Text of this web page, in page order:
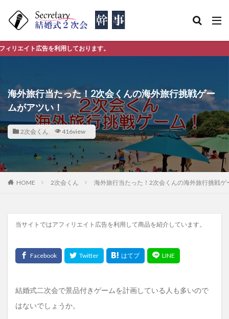
告を利用しております。
海外旅行当たった！2次会くんの海外旅行挑戦ゲー
ムがアツい！
2次会くん 416view
HOME 2次会くん 海外旅行当たった！2次会くんの海外旅行挑戦ゲ
当サイトではアフィリエイト広告を利用して商品を紹介しています。
結婚式二次会で景品付きゲームを計画している人も多いので
はないでしょうか。